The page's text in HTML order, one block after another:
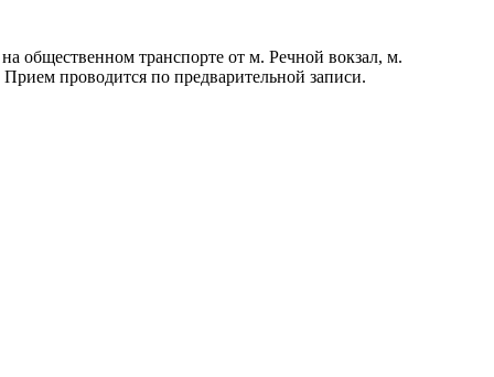
общественном транспорте от м. Речной вокзал, м.
проводится по предварительной записи.